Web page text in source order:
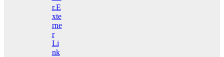
r.E
xte
rne
r
Li
nk